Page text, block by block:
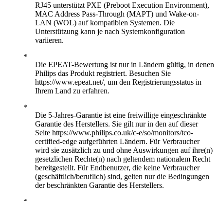
RJ45 unterstützt PXE (Preboot Execution Environment),
MAC Address Pass-Through (MAPT) und Wake-on-
LAN (WOL) auf kompatiblen Systemen. Die
Unterstützung kann je nach Systemkonfiguration
variieren.
Die EPEAT-Bewertung ist nur in Ländern gültig, in denen
Philips das Produkt registriert. Besuchen Sie
https://www.epeat.net/, um den Registrierungsstatus in
Ihrem Land zu erfahren.
Die 5-Jahres-Garantie ist eine freiwillige eingeschränkte
Garantie des Herstellers. Sie gilt nur in den auf dieser
Seite https://www.philips.co.uk/c-e/so/monitors/tco-
certified-edge aufgeführten Ländern. Für Verbraucher
wird sie zusätzlich zu und ohne Auswirkungen auf ihre(n)
gesetzlichen Rechte(n) nach geltendem nationalem Recht
bereitgestellt. Für Endbenutzer, die keine Verbraucher
(geschäftlich/beruflich) sind, gelten nur die Bedingungen
der beschränkten Garantie des Herstellers.